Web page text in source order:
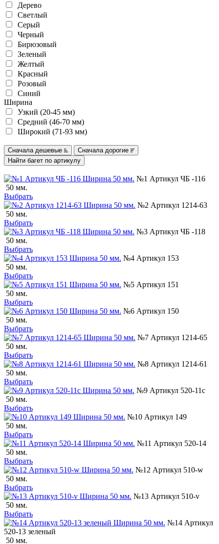
Дерево
Светлый
Серый
Черный
Бирюзовый
Зеленый
Желтый
Красный
Розовый
Синий
Ширина
Узкий (20-45 мм)
Средний (46-70 мм)
Широкий (71-93 мм)
Сначала дешевые Сначала дорогие
№1 Артикул ЧБ -116
50 мм.
Выбрать
№2 Артикул 1214-63
50 мм.
Выбрать
№3 Артикул ЧБ -118
50 мм.
Выбрать
№4 Артикул 153
50 мм.
Выбрать
№5 Артикул 151
50 мм.
Выбрать
№6 Артикул 150
50 мм.
Выбрать
№7 Артикул 1214-65
50 мм.
Выбрать
№8 Артикул 1214-61
50 мм.
Выбрать
№9 Артикул 520-11с
50 мм.
Выбрать
№10 Артикул 149
50 мм.
Выбрать
№11 Артикул 520-14
50 мм.
Выбрать
№12 Артикул 510-w
50 мм.
Выбрать
№13 Артикул 510-v
50 мм.
Выбрать
№14 Артикул
520-13 зеленый
50 мм.